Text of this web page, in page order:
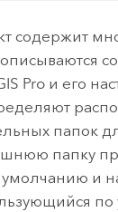
содержит
Proи его
папок
папку
и